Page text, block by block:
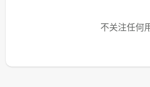
不关注任何